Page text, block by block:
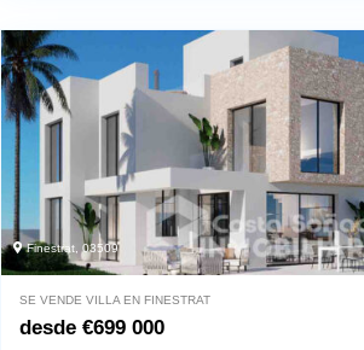
Finestrat, 03509
SE VENDE VILLA EN FINESTRAT
desde €699 000